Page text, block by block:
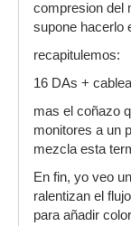
compresion del
supone hacerlo
recapitulemos:
16 DAs +
mas el coñazo
monitores a un
mezcla esta
En fin, yo veo
ralentizan el
para añadir